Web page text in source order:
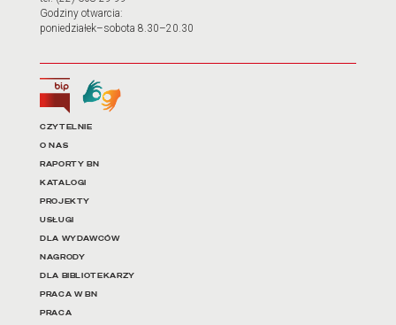
Godziny otwarcia:
poniedziałek–sobota 8.30–20.30
Biuletyn Informacji Publicznej
Tłumacz języka migowego
Linki do najważniejszych
CZYTELNIE
O NAS
RAPORTY BN
KATALOGI
PROJEKTY
USŁUGI
DLA WYDAWCÓW
NAGRODY
DLA BIBLIOTEKARZY
PRACA W BN
PRACA